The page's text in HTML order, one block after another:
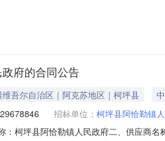
划编码:652929项目所在行政区划名称:
府的合同公告
维吾尔自治区｜阿克苏地区｜柯坪县
招标单位： 柯坪县阿恰勒镇
：柯坪县阿恰勒镇人民政府二、供应商